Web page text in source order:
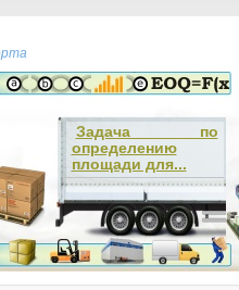
Задача по
определению
площади для...